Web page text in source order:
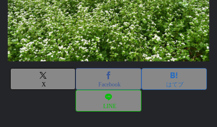
X Facebook はてブ
LINE